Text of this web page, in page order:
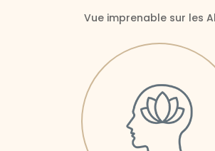
Vue imprenable sur les